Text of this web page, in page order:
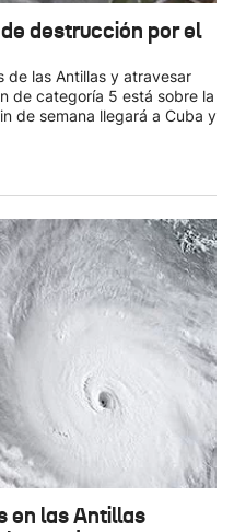
destrucción por el
de las Antillas y atravesar
de categoría 5 está sobre la
de semana llegará a Cuba y
en las Antillas